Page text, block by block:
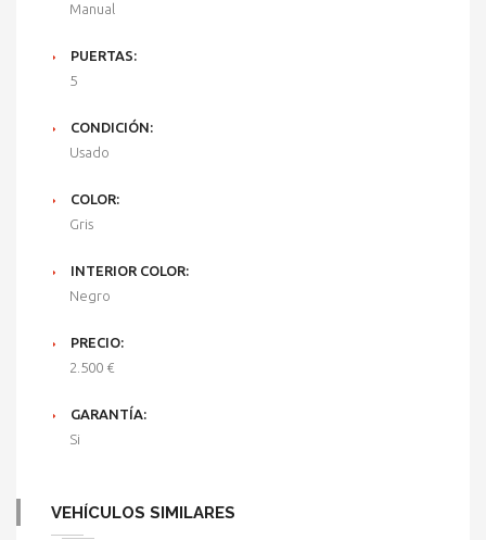
Manual
PUERTAS:
5
CONDICIÓN:
Usado
COLOR:
Gris
INTERIOR COLOR:
Negro
PRECIO:
2.500 €
GARANTÍA:
Si
VEHÍCULOS SIMILARES